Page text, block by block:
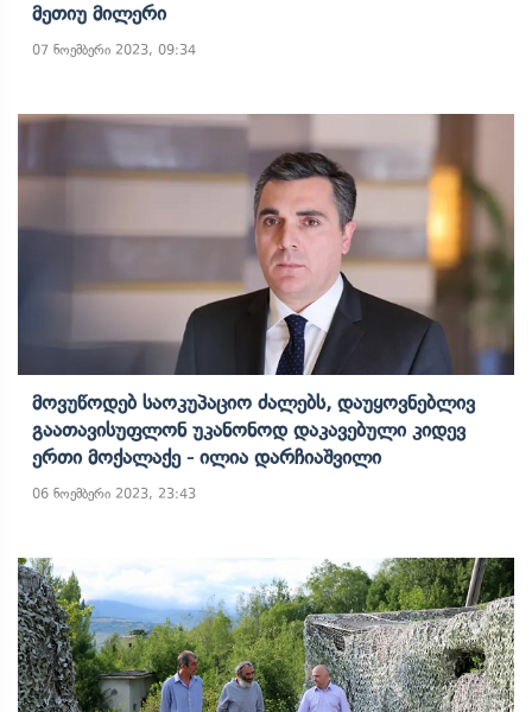
Მეთიუ Მილერი
07 ნოემბერი 2023, 09:34
Მოვუწოდებ Საოკუპაციო Ძალებს, Დაუყოვნებლივ
Გაათავისუფლონ Უკანონოდ Დაკავებული Კიდევ
Ერთი Მოქალაქე - Ილია Დარჩიაშვილი
06 ნოემბერი 2023, 23:43